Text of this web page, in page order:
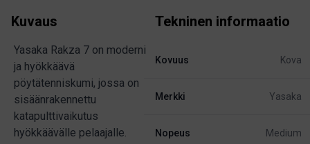
Kuvaus
Yasaka Rakza 7 on moderni
ja hyökkäävä
pöytätenniskumi, jossa on
sisäänrakennettu
katapulttivaikutus
hyökkäävälle pelaajalle.
Tekninen informaatio
Kovuus Kova
Merkki Yasaka
Nopeus Medium